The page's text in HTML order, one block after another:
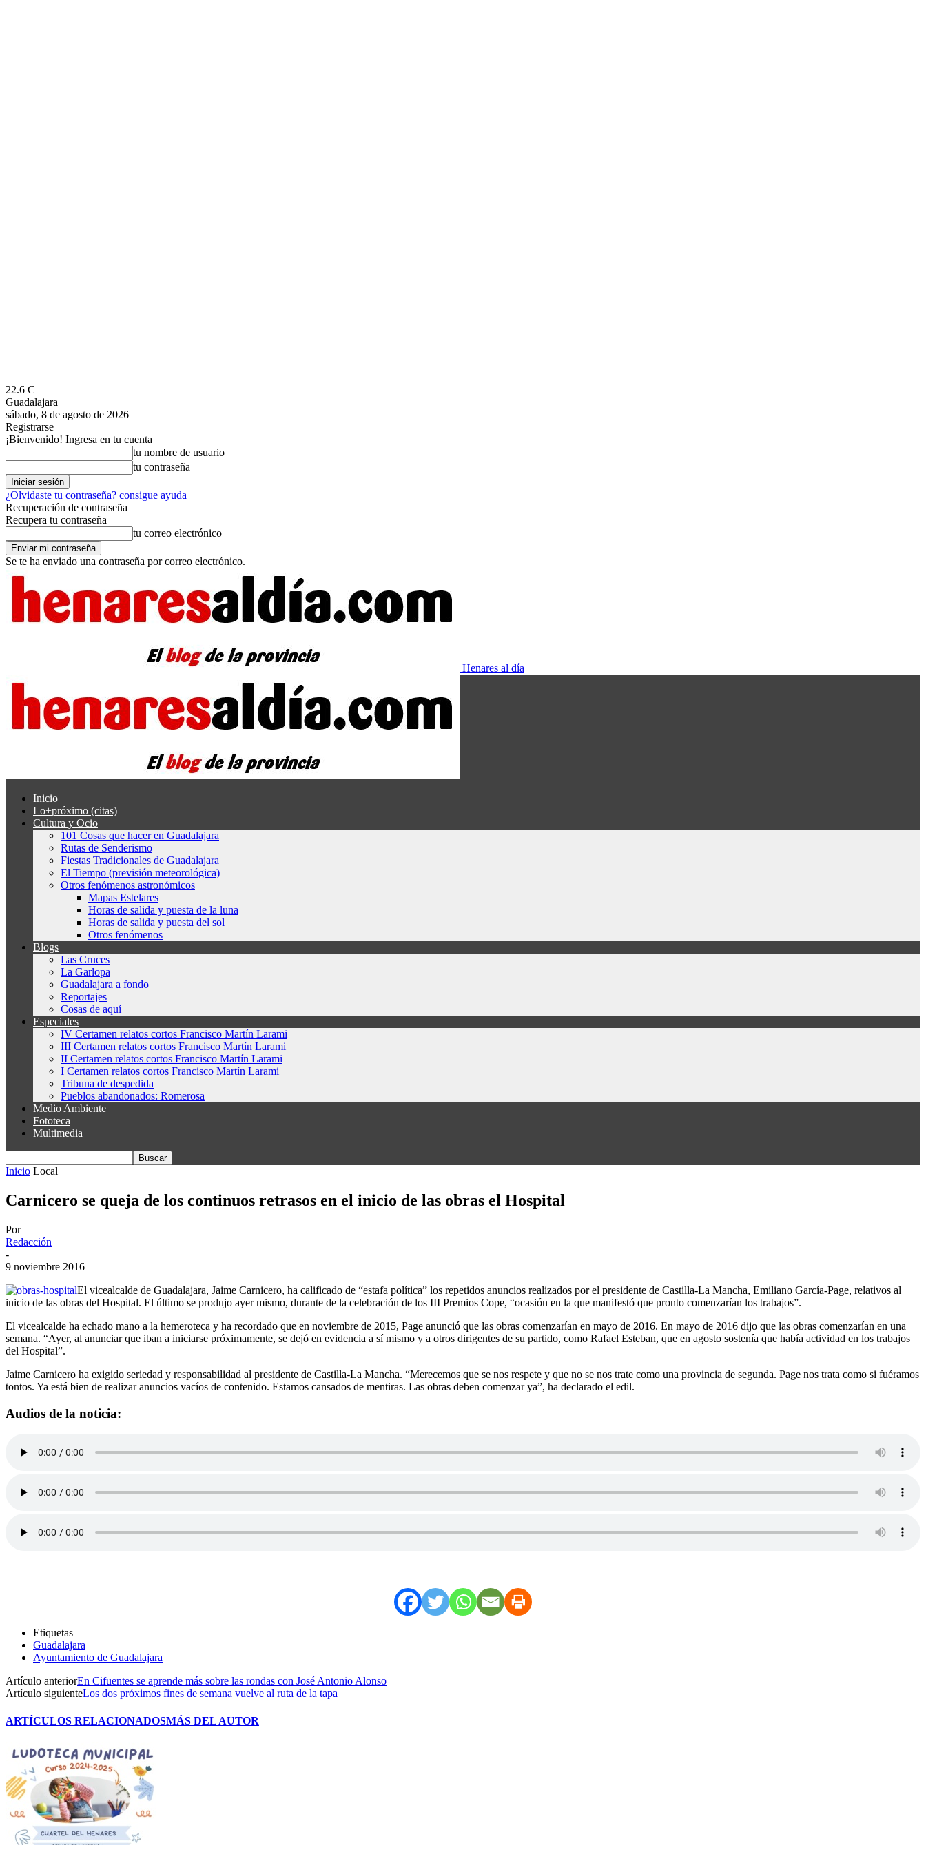
22.6 C
Guadalajara
sábado, 8 de agosto de 2026
Registrarse
¡Bienvenido! Ingresa en tu cuenta
tu nombre de usuario
tu contraseña
¿Olvidaste tu contraseña? consigue ayuda
Recuperación de contraseña
Recupera tu contraseña
tu correo electrónico
Se te ha enviado una contraseña por correo electrónico.
Henares al día
Inicio
Lo+próximo (citas)
Cultura y Ocio
101 Cosas que hacer en Guadalajara
Rutas de Senderismo
Fiestas Tradicionales de Guadalajara
El Tiempo (previsión meteorológica)
Otros fenómenos astronómicos
Mapas Estelares
Horas de salida y puesta de la luna
Horas de salida y puesta del sol
Otros fenómenos
Blogs
Las Cruces
La Garlopa
Guadalajara a fondo
Reportajes
Cosas de aquí
Especiales
IV Certamen relatos cortos Francisco Martín Larami
III Certamen relatos cortos Francisco Martín Larami
II Certamen relatos cortos Francisco Martín Larami
I Certamen relatos cortos Francisco Martín Larami
Tribuna de despedida
Pueblos abandonados: Romerosa
Medio Ambiente
Fototeca
Multimedia
Inicio Local
Carnicero se queja de los continuos retrasos en el inicio de las obras el Hospital
Por
Redacción
-
9 noviembre 2016
El vicealcalde de Guadalajara, Jaime Carnicero, ha calificado de “estafa política” los repetidos anuncios realizados por el presidente de Castilla-La Mancha, Emiliano García-Page, relativos al
inicio de las obras del Hospital. El último se produjo ayer mismo, durante de la celebración de los III Premios Cope, “ocasión en la que manifestó que pronto comenzarían los trabajos”.
El vicealcalde ha echado mano a la hemeroteca y ha recordado que en noviembre de 2015, Page anunció que las obras comenzarían en mayo de 2016. En mayo de 2016 dijo que las obras comenzarían en una
semana. “Ayer, al anunciar que iban a iniciarse próximamente, se dejó en evidencia a sí mismo y a otros dirigentes de su partido, como Rafael Esteban, que en agosto sostenía que había actividad en los trabajos
del Hospital”.
Jaime Carnicero ha exigido seriedad y responsabilidad al presidente de Castilla-La Mancha. “Merecemos que se nos respete y que no se nos trate como una provincia de segunda. Page nos trata como si fuéramos
tontos. Ya está bien de realizar anuncios vacíos de contenido. Estamos cansados de mentiras. Las obras deben comenzar ya”, ha declarado el edil.
Audios de la noticia:
Etiquetas
Guadalajara
Ayuntamiento de Guadalajara
Artículo anteriorEn Cifuentes se aprende más sobre las rondas con José Antonio Alonso
Artículo siguienteLos dos próximos fines de semana vuelve al ruta de la tapa
ARTÍCULOS RELACIONADOSMÁS DEL AUTOR